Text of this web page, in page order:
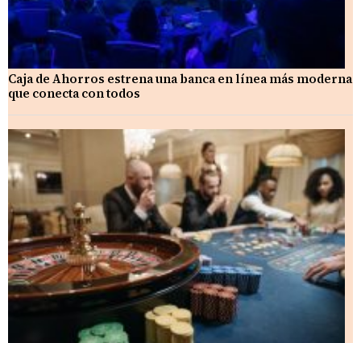
Caja de Ahorros estrena una banca en línea más moderna
que conecta con todos